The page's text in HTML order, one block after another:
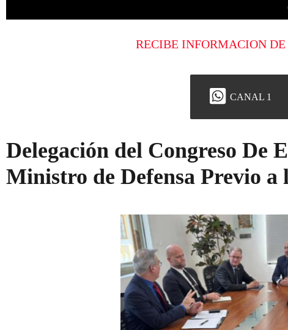
RECIBE INFORMACION
CANAL 1
Delegación del Congreso De
Ministro de Defensa Previo